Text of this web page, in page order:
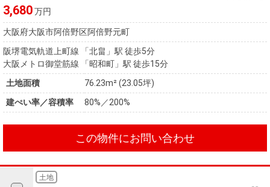
3,680万円
大阪府大阪市阿倍野区阿倍野元町
阪堺電気軌道上町線 「北畠」駅 徒歩5分
大阪メトロ御堂筋線 「昭和町」駅 徒歩15分
土地面積
76.23m² (23.05坪)
建ぺい率／容積率
80%／200%
この物件にお問い合わせ
土地